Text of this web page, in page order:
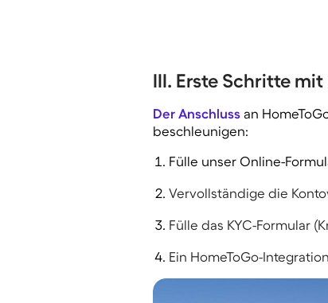
III. Erste Schritte
Der Anschluss an
beschleunigen:
Fülle unser Online-
Vervollständige die
Fülle das KYC-Formular
Ein HomeToGo-